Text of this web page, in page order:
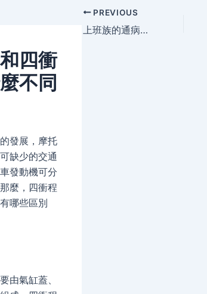
四衝
不同
發展，摩托
缺少的交通
發動機可分
麼，四衝程
哪些區別
由氣缸蓋、
Post
navigation
PREVIOUS
上班族的通病是 因為坐太久